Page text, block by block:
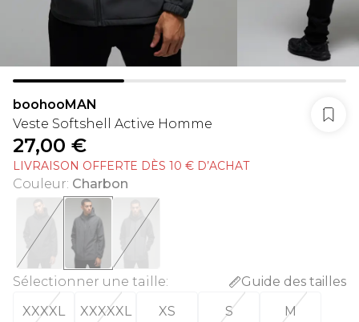
boohooMAN
Veste Softshell Active Homme
27,00 €
LIVRAISON OFFERTE DÈS 10 € D’ACHAT
Couleur: Charbon
Sélectionner une taille:
Guide des tailles
XXXXL
XXXXXL XS S M